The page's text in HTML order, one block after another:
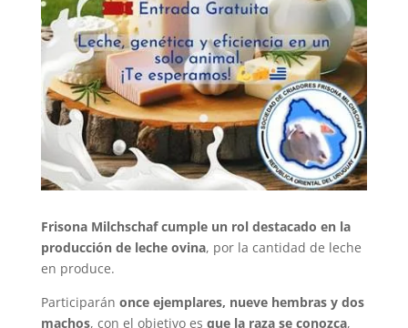
Frisona Milchschaf cumple un rol destacado en la
producción de leche ovina, por la cantidad de leche
en produce.
Participarán once ejemplares, nueve hembras y dos
machos, con el objetivo es que la raza se conozca,